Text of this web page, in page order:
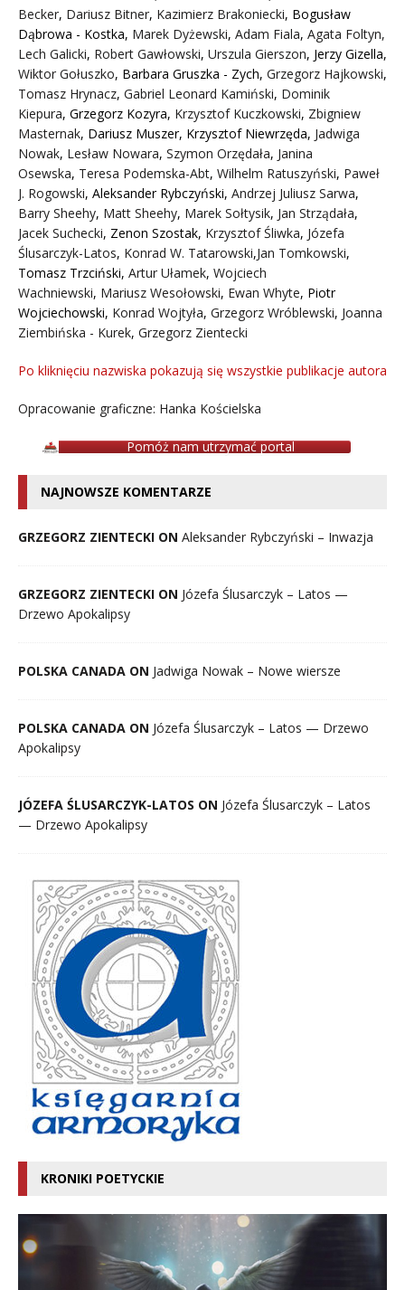
Becker, Dariusz Bitner, Kazimierz Brakoniecki, Bogusław
Dąbrowa - Kostka, Marek Dyżewski, Adam Fiala, Agata Foltyn,
Lech Galicki, Robert Gawłowski, Urszula Gierszon, Jerzy Gizella,
Wiktor Gołuszko, Barbara Gruszka - Zych, Grzegorz Hajkowski,
Tomasz Hrynacz, Gabriel Leonard Kamiński, Dominik
Kiepura, Grzegorz Kozyra, Krzysztof Kuczkowski, Zbigniew
Masternak, Dariusz Muszer, Krzysztof Niewrzęda, Jadwiga
Nowak, Lesław Nowara, Szymon Orzędała, Janina
Osewska, Teresa Podemska-Abt, Wilhelm Ratuszyński, Paweł
J. Rogowski, Aleksander Rybczyński, Andrzej Juliusz Sarwa,
Barry Sheehy, Matt Sheehy, Marek Sołtysik, Jan Strządała,
Jacek Suchecki, Zenon Szostak, Krzysztof Śliwka, Józefa
Ślusarczyk-Latos, Konrad W. Tatarowski,Jan Tomkowski,
Tomasz Trzciński, Artur Ułamek, Wojciech
Wachniewski, Mariusz Wesołowski, Ewan Whyte, Piotr
Wojciechowski, Konrad Wojtyła, Grzegorz Wróblewski, Joanna
Ziembińska - Kurek, Grzegorz Zientecki
Po kliknięciu nazwiska pokazują się wszystkie publikacje autora
Opracowanie graficzne: Hanka Kościelska
Pomóż nam utrzymać portal
NAJNOWSZE KOMENTARZE
GRZEGORZ ZIENTECKI ON Aleksander Rybczyński – Inwazja
GRZEGORZ ZIENTECKI ON Józefa Ślusarczyk – Latos —
Drzewo Apokalipsy
POLSKA CANADA ON Jadwiga Nowak – Nowe wiersze
POLSKA CANADA ON Józefa Ślusarczyk – Latos — Drzewo
Apokalipsy
JÓZEFA ŚLUSARCZYK-LATOS ON Józefa Ślusarczyk – Latos
— Drzewo Apokalipsy
KRONIKI POETYCKIE